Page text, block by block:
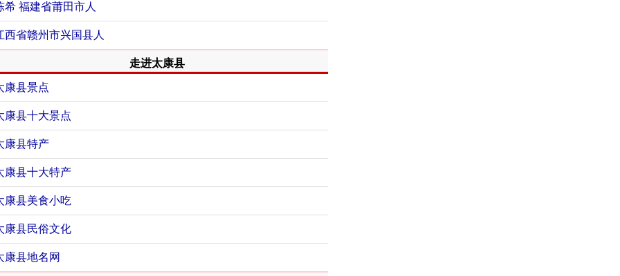
希 福建省莆田市人
西省赣州市兴国县人
走进太康县
康县景点
康县十大景点
康县特产
康县十大特产
康县美食小吃
康县民俗文化
康县地名网